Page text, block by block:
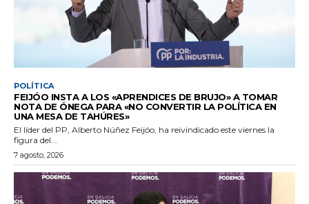
POLÍTICA
FEIJÓO INSTA A LOS «APRENDICES DE BRUJO» A TOMAR
NOTA DE ÓNEGA PARA «NO CONVERTIR LA POLÍTICA EN
UNA MESA DE TAHÚRES»
El líder del PP, Alberto Núñez Feijóo, ha reivindicado este viernes la
figura del...
7 agosto, 2026